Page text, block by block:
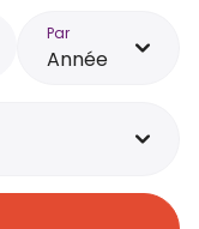
Par
Année